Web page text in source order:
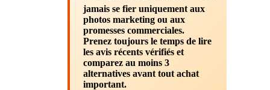
jamais se fier uniquement aux
photos marketing ou aux
promesses commerciales.
Prenez toujours le temps de lire
les avis récents vérifiés et
comparez au moins 3
alternatives avant tout achat
important.